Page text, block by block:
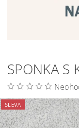
SPONKA S
SLEVA